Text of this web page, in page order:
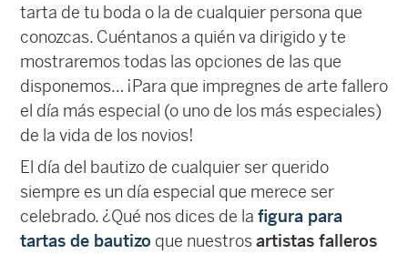
tarta de tu boda o la de cualquier persona que
conozcas. Cuéntanos a quién va dirigido y te
mostraremos todas las opciones de las que
disponemos… ¡Para que impregnes de arte fallero
el día más especial (o uno de los más especiales)
de la vida de los novios!
El día del bautizo de cualquier ser querido
siempre es un día especial que merece ser
celebrado. ¿Qué nos dices de la figura para
tartas de bautizo que nuestrosartistas falleros